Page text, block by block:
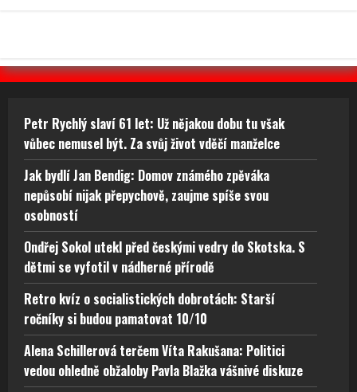
Petr Rychlý slaví 61 let: Už nějakou dobu tu však
vůbec nemusel být. Za svůj život vděčí manželce
Jak bydlí Jan Bendig: Domov známého zpěváka
nepůsobí nijak přepychově, zaujme spíše svou
osobností
Ondřej Sokol utekl před českými vedry do Skotska. S
dětmi se vyfotil v nádherné přírodě
Retro kvíz o socialistických dobrotách: Starší
ročníky si budou pamatovat 10/10
Alena Schillerová terčem Víta Rakušana: Politici
vedou ohledně obžaloby Pavla Blažka vášnivé diskuze